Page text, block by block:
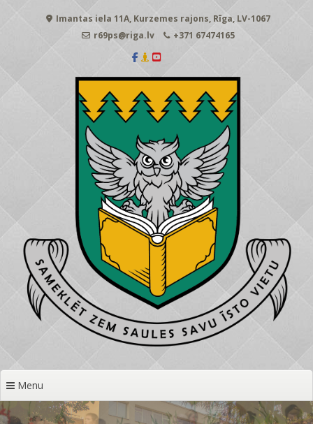
Imantas iela 11A, Kurzemes rajons, Rīga, LV-1067
r69ps@riga.lv
+371 67474165
Menu